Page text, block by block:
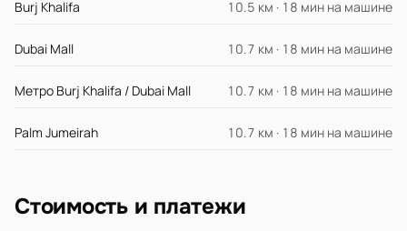
Burj Khalifa 10.5 км · 18 мин на машине
Dubai Mall 10.7 км · 18 мин на машине
Метро Burj Khalifa / Dubai Mall 10.7 км · 18 мин на машине
Palm Jumeirah 10.7 км · 18 мин на машине
Стоимость и платежи